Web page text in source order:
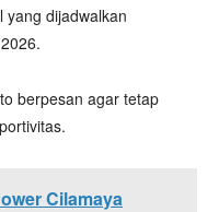
yang dijadwalkan
berpesan agar tetap
Cilamaya